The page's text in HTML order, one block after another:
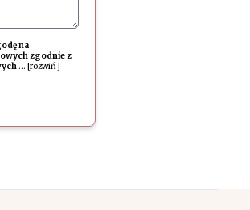
na
zgodnie z
... [rozwiń]